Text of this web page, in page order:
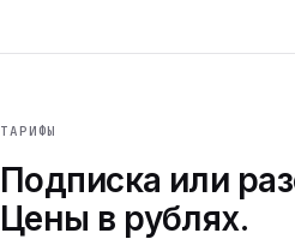
ТАРИФЫ
Подписка или
Цены в рублях.